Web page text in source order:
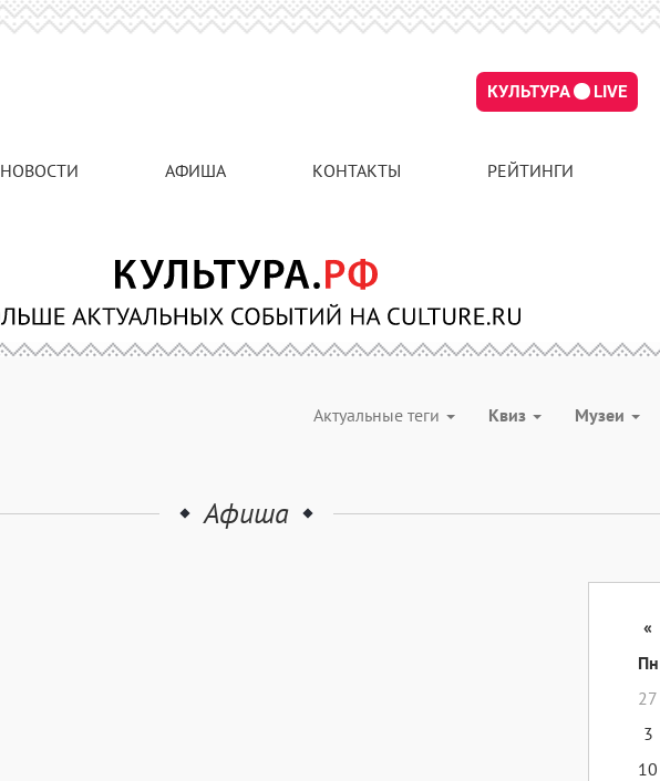
КУЛЬТУРА LIVE
НОВОСТИ АФИША КОНТАКТЫ РЕЙТИНГИ
Актуальные теги Квиз Музеи
Афиша
«
Пн
27
3
10